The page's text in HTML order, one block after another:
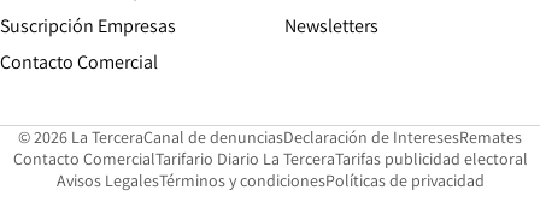
Suscripción Empresas
Contacto ComercialOpens in new window
Newsletters
© 2026 La TerceraCanal de denunciasOpens in new window
Declaración de InteresesOpens in
Remates
Contacto ComercialOpens in new window
Tarifario Diario La TerceraOpens in new window
Tarifas publicidad electoral
Avisos LegalesOpens in new window
Términos y condicionesPolíticas de privacidad